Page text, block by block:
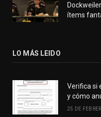
ítems
LO MÁS LEIDO
Verifica si
y cómo
25 DE